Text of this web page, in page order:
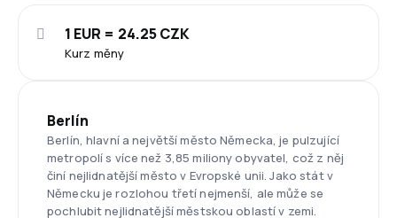
Kurz měny
1 EUR = 24.25 CZK
Berlín
Berlín, hlavní a největší město Německa, je pulzující
metropolí s více než 3,85 miliony obyvatel, což z něj
činí nejlidnatější město v Evropské unii. Jako stát v
Německu je rozlohou třetí nejmenší, ale může se
pochlubit nejlidnatější městskou oblastí v zemi.